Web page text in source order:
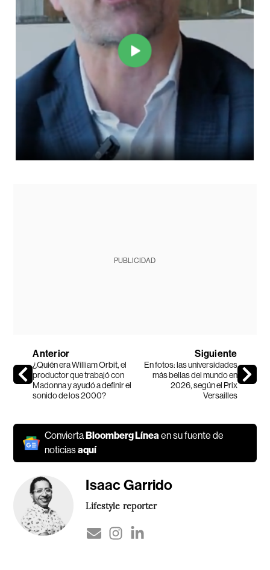
PUBLICIDAD
Anterior
¿Quién era William Orbit, el
productor que trabajó con
Madonna y ayudó a definir el
sonido de los 2000?
Siguiente
En fotos: las universidades
más bellas del mundo en
2026, según el Prix
Versailles
Convierta Bloomberg Líneaen su fuente de
noticiasaquí
Isaac Garrido
Lifestyle reporter